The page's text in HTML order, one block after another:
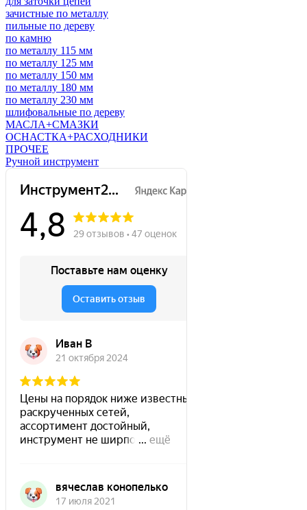
зачистные по металлу
пильные по дереву
по камню
по металлу 115 мм
по металлу 125 мм
по металлу 150 мм
по металлу 180 мм
по металлу 230 мм
шлифовальные по дереву
МАСЛА+СМАЗКИ
ОСНАСТКА+РАСХОДНИКИ
ПРОЧЕЕ
Ручной инструмент